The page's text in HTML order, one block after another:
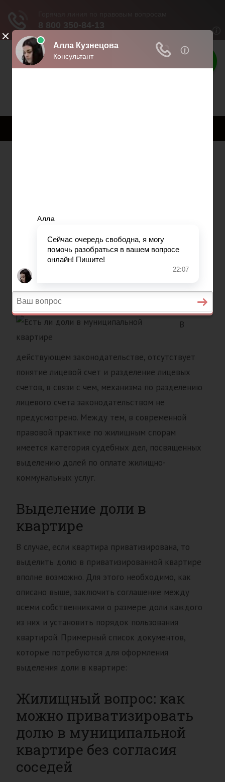
Твои права
квартире
Выделение доли в
муниципальной
квартире
В
действующем законодательстве, отсутствует
понятие лицевой счет и разделение лицевых
счетов, в связи с чем, механизма по разделению
лицевого счета законодательством не
предусмотрено. Между тем, в современной
правовой практике по жилищным спорам
имеется категория судебных дел, посвященных
выделению долей по оплате жилищно-
коммунальных услуг.
Выделение доли в
квартире
В случае, если квартира приватизирована, то
выделить долю в приватизированной квартире
вполне возможно. Для этого необходимо, как
описано выше, заключить соглашение между
всеми собственниками о размере доли каждого
из них и установить порядок пользования
квартирой. Примерный список документов,
которые потребуются для оформления
выделения доли в квартире:
Жилищный вопрос: как
можно приватизировать
долю в муниципальной
квартире без согласия
соседей